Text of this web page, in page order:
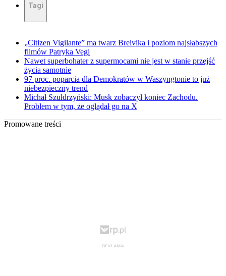
Tagi
„Citizen Vigilante” ma twarz Breivika i poziom najsłabszych
filmów Patryka Vegi
Nawet superbohater z supermocami nie jest w stanie przejść
życia samotnie
97 proc. poparcia dla Demokratów w Waszyngtonie to już
niebezpieczny trend
Michał Szułdrzyński: Musk zobaczył koniec Zachodu.
Problem w tym, że oglądał go na X
Promowane treści